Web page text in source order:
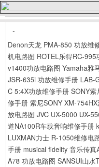
-
Denon天龙 PMA-850 功放维
机电路图 ROTEL乐得RC-
v1400功放电路图 Yamaha雅
JSR-635i 功放维修手册 LAB-
C 5:4X功放维修手册 SONY索
修手册 索尼SONY XM-
放电路图 JVC UX-5000 UX-
道NA100R车载音响维修手册
LUXMAN力士 R-1050维修电
手册 musical fidelity 音乐传
A78 功放电路图 SANSUI山水